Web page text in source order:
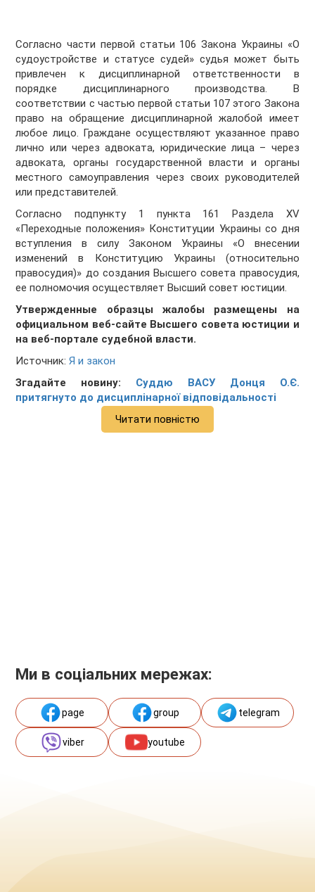
Согласно части первой статьи 106 Закона Украины «О
судоустройстве и статусе судей» судья может быть
привлечен к дисциплинарной ответственности в
порядке дисциплинарного производства. В
соответствии с частью первой статьи 107 этого Закона
право на обращение дисциплинарной жалобой имеет
любое лицо. Граждане осуществляют указанное право
лично или через адвоката, юридические лица – через
адвоката, органы государственной власти и органы
местного самоуправления через своих руководителей
или представителей.
Согласно подпункту 1 пункта 161 Раздела XV
«Переходные положения» Конституции Украины со дня
вступления в силу Законом Украины «О внесении
изменений в Конституцию Украины (относительно
правосудия)» до создания Высшего совета правосудия,
ее полномочия осуществляет Высший совет юстиции.
Утвержденные образцы жалобы размещены на
официальном веб-сайте Высшего совета юстиции и
на веб-портале судебной власти.
Источник:Я и закон
Згадайте новину: Суддю ВАСУ Донця О.Є.
притягнуто до дисциплінарної відповідальності
Читати повністю
Ми в соціальних мережах:
page group telegram
viber youtube